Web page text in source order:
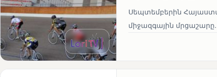
Սեպտեմբերին
միջազգային